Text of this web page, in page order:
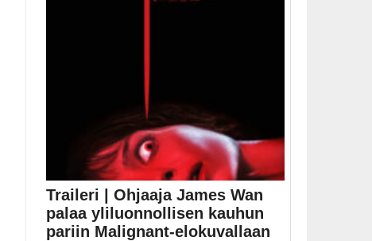
Traileri | Ohjaaja James Wan
palaa yliluonnollisen kauhun
pariin Malignant-elokuvallaan